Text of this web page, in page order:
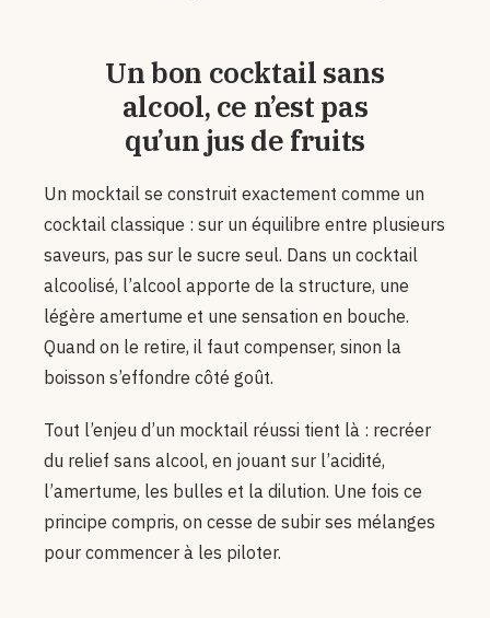
Un bon cocktail sans
alcool, ce n’est pas
qu’un jus de fruits
Un mocktail se construit exactement comme un
cocktail classique : sur un équilibre entre plusieurs
saveurs, pas sur le sucre seul. Dans un cocktail
alcoolisé, l’alcool apporte de la structure, une
légère amertume et une sensation en bouche.
Quand on le retire, il faut compenser, sinon la
boisson s’effondre côté goût.
Tout l’enjeu d’un mocktail réussi tient là : recréer
du relief sans alcool, en jouant sur l’acidité,
l’amertume, les bulles et la dilution. Une fois ce
principe compris, on cesse de subir ses mélanges
pour commencer à les piloter.